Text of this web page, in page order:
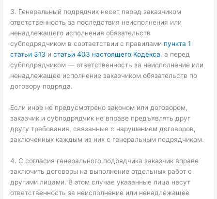
3. Генеральный подрядчик несет перед заказчиком
ответственность за последствия неисполнения или
ненадлежащего исполнения обязательств
субподрядчиком в соответствии с правилами пункта 1
статьи 313 истатьи 403 настоящего Кодекса, а перед
субподрядчиком — ответственность за неисполнение или
ненадлежащее исполнение заказчиком обязательств по
договору подряда.
Если иное не предусмотрено законом или договором,
заказчик и субподрядчик не вправе предъявлять друг
другу требования, связанные с нарушением договоров,
заключенных каждым из них с генеральным подрядчиком.
4. С согласия генерального подрядчика заказчик вправе
заключить договоры на выполнение отдельных работ с
другими лицами. В этом случае указанные лица несут
ответственность за неисполнение или ненадлежащее